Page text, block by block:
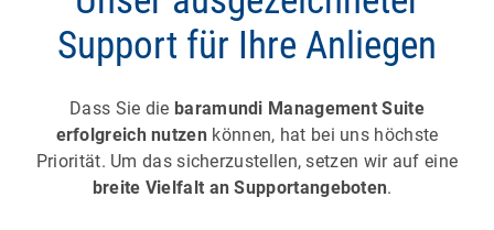
Support für Ihre Anliegen
Dass Sie die baramundi Management Suite
erfolgreich nutzen können, hat bei uns höchste
Priorität. Um das sicherzustellen, setzen wir auf eine
breite Vielfalt an Supportangeboten.